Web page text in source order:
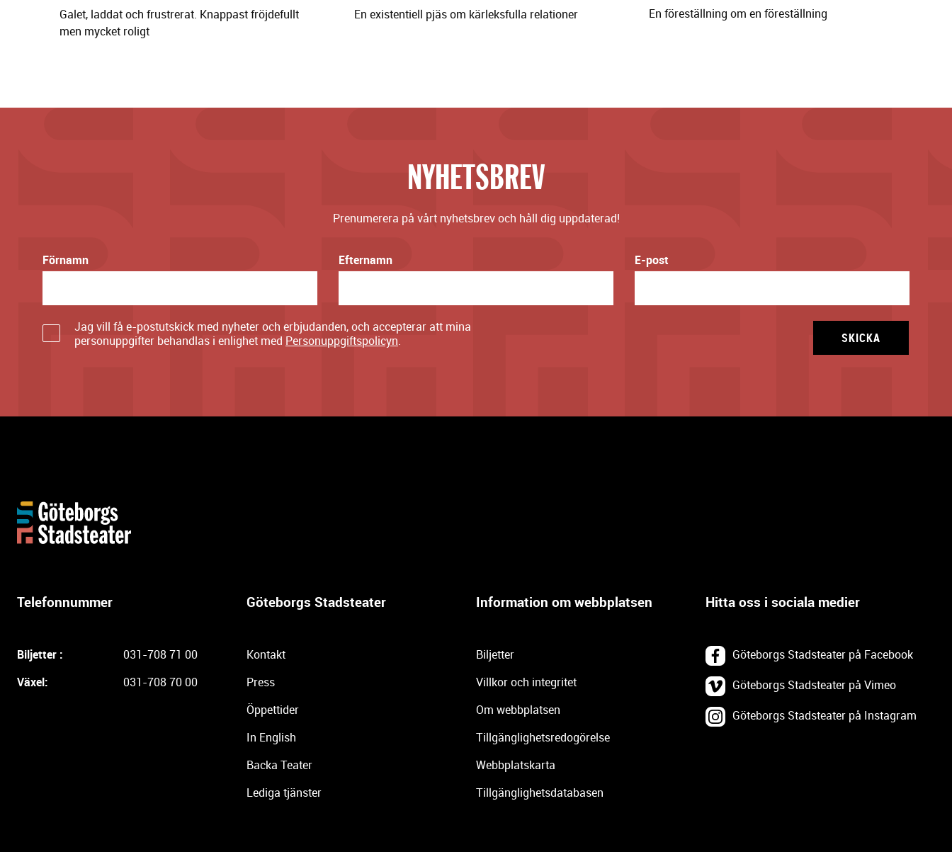
Galet, laddat och frustrerat. Knappast fröjdefullt
men mycket roligt
En existentiell pjäs om kärleksfulla relationer En föreställning om en föreställning
NYHETSBREV
Prenumerera på vårt nyhetsbrev och håll dig uppdaterad!
Förnamn Efternamn E-post
Jag vill få e-postutskick med nyheter och erbjudanden, och accepterar att mina
personuppgifter behandlas i enlighet med Personuppgiftspolicyn. SKICKA
Telefonnummer
Biljetter :
031-708 71 00
Växel:
031-708 70 00
Göteborgs Stadsteater
Kontakt
Press
Öppettider
In English
Backa Teater
Lediga tjänster
Information om webbplatsen
Biljetter
Villkor och integritet
Om webbplatsen
Tillgänglighetsredogörelse
Webbplatskarta
Tillgänglighetsdatabasen
Hitta oss i sociala medier
Göteborgs Stadsteater på Facebook
Göteborgs Stadsteater på Vimeo
Göteborgs Stadsteater på Instagram